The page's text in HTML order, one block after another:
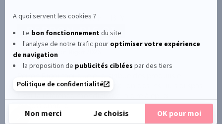
A quoi servent les cookies ?
Le bon fonctionnementdu site
l'analyse de notre trafic pour optimiservotre expérience
de navigation
la proposition de publicités ciblées par des tiers
Politique de confidentialité
Non merci Je choisis OK pour moi
© Le Club Perron Rigot 2026
matériels esthétiques à destination des instituts et spas.